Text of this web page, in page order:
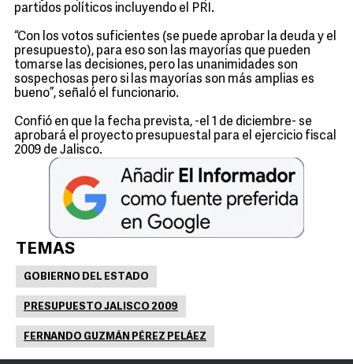
partidos políticos incluyendo el PRI.
“Con los votos suficientes (se puede aprobar la deuda y el
presupuesto), para eso son las mayorías que pueden
tomarse las decisiones, pero las unanimidades son
sospechosas pero si las mayorías son más amplias es
bueno”, señaló el funcionario.
Confió en que la fecha prevista, -el 1 de diciembre- se
aprobará el proyecto presupuestal para el ejercicio fiscal
2009 de Jalisco.
TEMAS
GOBIERNO DEL ESTADO
PRESUPUESTO JALISCO 2009
FERNANDO GUZMÁN PÉREZ PELÁEZ